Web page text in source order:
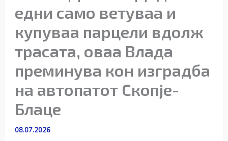
едни само ветуваа и
купуваа парцели вдолж
трасата, оваа Влада
преминува кон изградба
на автопатот Скопје-
Блаце
08.07.2026